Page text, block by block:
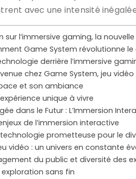
avec une intensité
sur l’immersive gaming, la
Game System révolutionne
derrière l’immersive
chez Game System, jeu
et son ambiance
unique à vivre
dans le Futur : L’Immersion
de l’immersion interactive
technologie prometteuse pour le
vidéo : un univers en constante
du public et diversité des
exploration sans fin